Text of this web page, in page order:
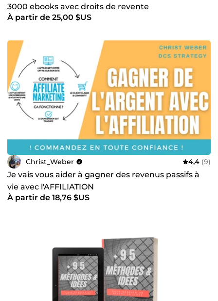
3000 ebooks avec droits de revente
À partir de 25,00 $US
Christ_Weber 4,4 (9)
Je vais vous aider à gagner des revenus passifs à
vie avec l'AFFILIATION
À partir de 18,76 $US